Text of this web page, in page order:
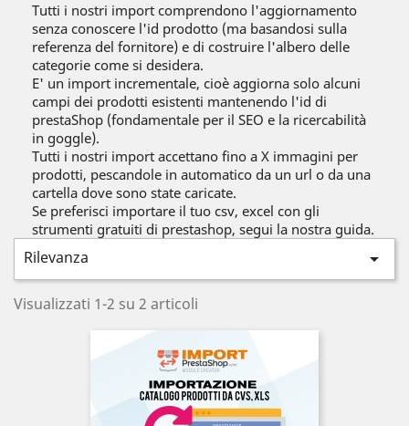
Tutti i nostri import comprendono l'aggiornamento
senza conoscere l'id prodotto (ma basandosi sulla
referenza del fornitore) e di costruire l'albero delle
categorie come si desidera.
E' un import incrementale, cioè aggiorna solo alcuni
campi dei prodotti esistenti mantenendo l'id di
prestaShop (fondamentale per il SEO e la ricercabilità
in goggle).
Tutti i nostri import accettano fino a X immagini per
prodotti, pescandole in automatico da un url o da una
cartella dove sono state caricate.
Se preferisci importare il tuo csv, excel con gli
strumenti gratuiti di prestashop, segui la nostra guida.
Rilevanza 
Visualizzati 1-2 su 2 articoli